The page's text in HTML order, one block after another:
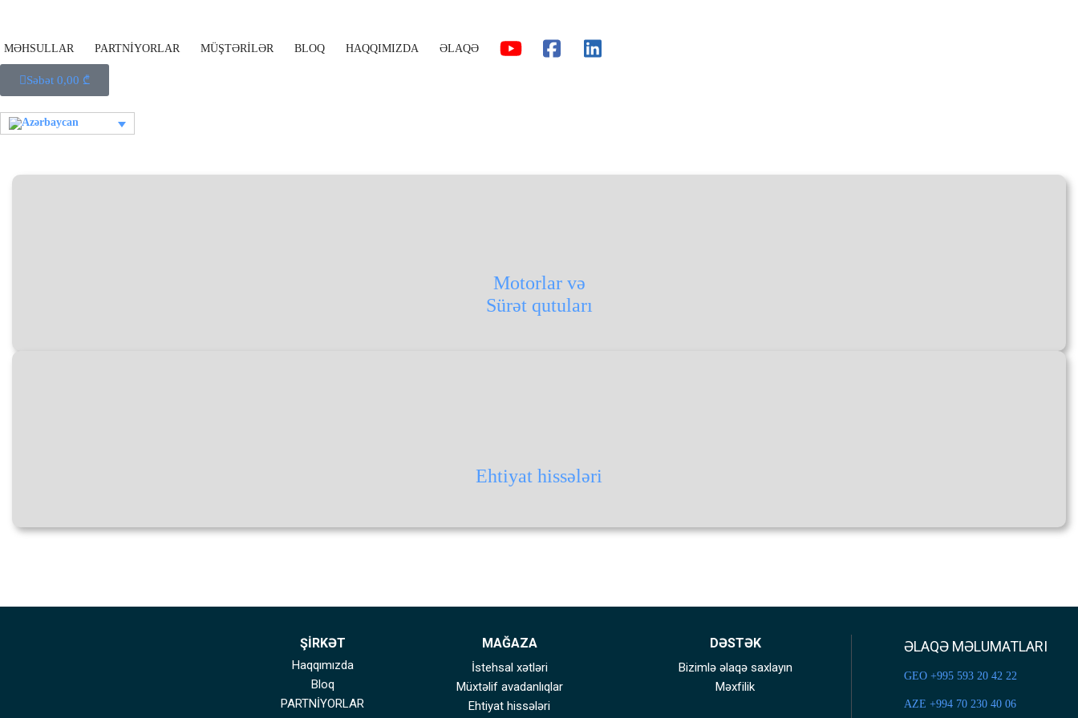
MƏHSULLAR PARTNİYORLAR MÜŞTƏRİLƏR BLOQ HAQQIMIZDA ƏLAQƏ
Səbət 0,00 ₾
Motorlar və
Sürət qutuları
Ehtiyat hissələri
ŞİRKƏT
Haqqımızda
Bloq
PARTNİYORLAR
MAĞAZA
İstehsal xətləri
Müxtəlif avadanlıqlar
Ehtiyat hissələri
DƏSTƏK
Bizimlə əlaqə saxlayın
Məxfilik
ƏLAQƏ MƏLUMATLARI
GEO +995 593 20 42 22
AZE +994 70 230 40 06